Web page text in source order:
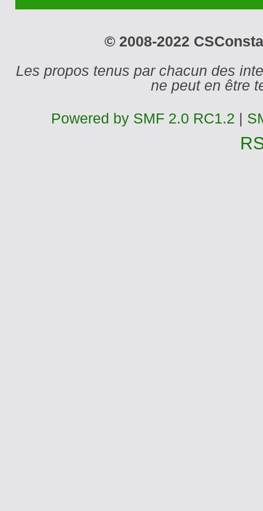
© 2008-2022
Les propos tenus par chacun des
ne peut en être
Powered by SMF 2.0 RC1.2 |